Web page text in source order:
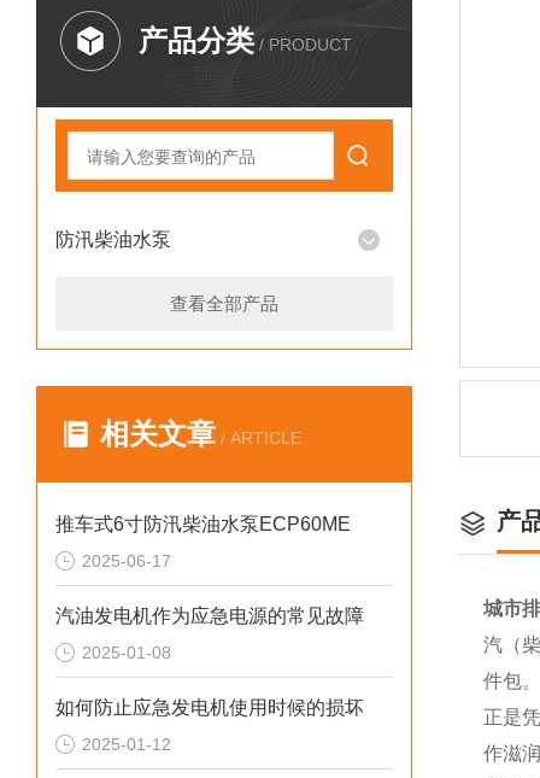
产品分类 / PRODUCT
防汛柴油水泵
查看全部产品
相关文章 / ARTICLE
推车式6寸防汛柴油水泵ECP60ME
2025-06-17
汽油发电机作为应急电源的常见故障
2025-01-08
如何防止应急发电机使用时候的损坏
2025-01-12
产
城市
汽（
件包。
正是
作滋